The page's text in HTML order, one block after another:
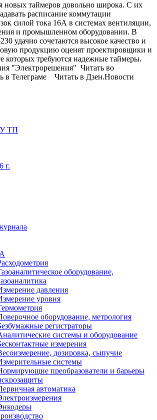
новых таймеров довольно широка. С их
расписание коммутации
силой тока 16А в системах вентиляции,
и промышленном оборудовании. В
удачно сочетаются высокое качество и
продукцию оценят проектировщики и
которых требуются надежные таймеры.
"Электрорешения" Читать во
в Телеграме Читать в Дзен.Новости
ТП
г.
оборудование,
давления
уровня
оборудование, метрология
регистраторы
системы и оборудование
измерения
дозировка, сыпучие
системы
преобразователи и барьеры
автоматика